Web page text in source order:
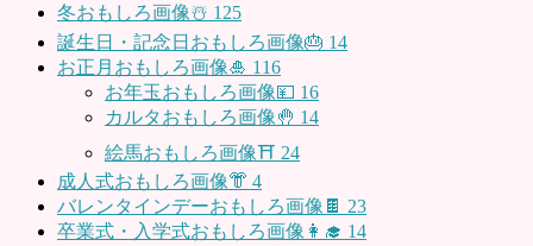
冬おもしろ画像☃️ 125
誕生日・記念日おもしろ画像🎂 14
お正月おもしろ画像🎍 116
お年玉おもしろ画像💴 16
カルタおもしろ画像🤚 14
絵馬おもしろ画像⛩ 24
成人式おもしろ画像👘 4
バレンタインデーおもしろ画像🍫 23
卒業式・入学式おもしろ画像👩‍🎓 14